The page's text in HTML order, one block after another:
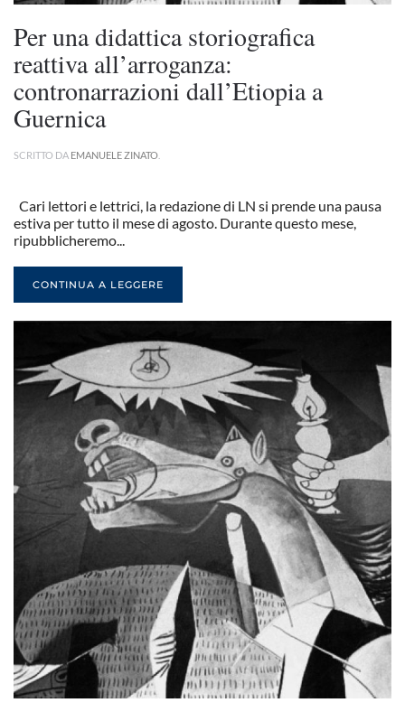
Per una didattica storiografica
reattiva all’arroganza:
contronarrazioni dall’Etiopia a
Guernica
SCRITTO DA EMANUELE ZINATO
Cari lettori e lettrici, la redazione di LN si prende una pausa
estiva per tutto il mese di agosto. Durante questo mese,
ripubblicheremo...
CONTINUA A LEGGERE